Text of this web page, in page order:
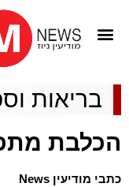
בריאות
הכלבת
כתבי מודיעין News